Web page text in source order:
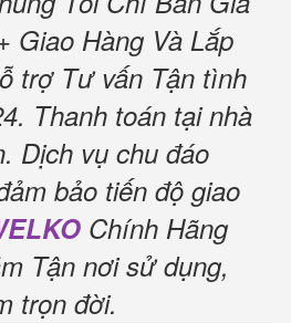
Giao Hàng Và Lắp
trợ Tư vấn Tận tình
Thanh toán tại nhà
Dịch vụ chu đáo
bảo tiến độ giao
Chính Hãng
Tận nơi sử dụng,
trọn đời.